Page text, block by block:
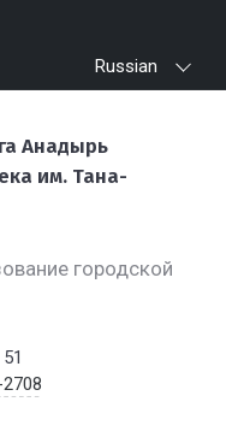
Russian
Анадырь
им. Тана-
городской